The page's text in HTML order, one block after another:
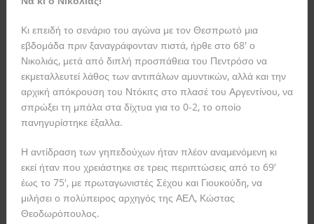
Κι επειδή το σενάριο του αγώνα με τον Θεσπρωτό μια
εβδομάδα πριν ξαναγράφονταν πιστά, ήρθε στο 68′ ο
Νικολιάς, μετά από διπλή προσπάθεια του Πεντρόσο να
εκμεταλλευτεί λάθος των αντιπάλων αμυντικών, αλλά και την
αρχική απόκρουση του Ντόκιτς στο πλασέ του Αργεντίνου, να
σπρώξει τη μπάλα στα δίχτυα για το 0-2, το οποίο
πανηγυρίστηκε έξαλλα.
Η αντίδραση των γηπεδούχων ήταν πλέον αναμενόμενη κι
εκεί ήταν που χρειάστηκε σε τρεις περιπτώσεις από το 69′
έως το 75′, με πρωταγωνιστές Σέχου και Γιουκούδη, να
μιλήσει ο πολύπειρος αρχηγός της ΑΕΛ, Κώστας
Θεοδωρόπουλος.